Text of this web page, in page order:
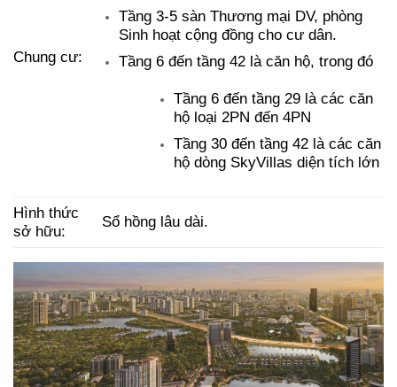
Chung cư:
Tầng 3-5 sàn Thương mại DV, phòng
Sinh hoạt cộng đồng cho cư dân.
Tầng 6 đến tầng 42 là căn hộ, trong đó
Tầng 6 đến tầng 29 là các căn
hộ loại 2PN đến 4PN
Tầng 30 đến tầng 42 là các căn
hộ dòng SkyVillas diện tích lớn
Hình thức
sở hữu:
Sổ hồng lâu dài.